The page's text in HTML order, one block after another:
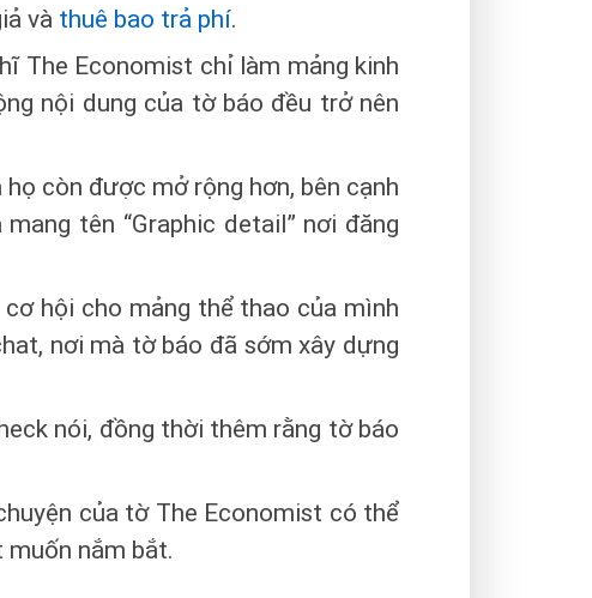
và thuê bao trả phí.
The Economist chỉ làm mảng kinh
nội dung của tờ báo đều trở nên
còn được mở rộng hơn, bên cạnh
tên “Graphic detail” nơi đăng
hội cho mảng thể thao của mình
nơi mà tờ báo đã sớm xây dựng
nói, đồng thời thêm rằng tờ báo
của tờ The Economist có thể
muốn nắm bắt.